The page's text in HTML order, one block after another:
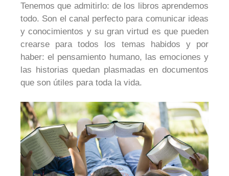
Tenemos que admitirlo: de los libros aprendemos
todo. Son el canal perfecto para comunicar ideas
y conocimientos y su gran virtud es que pueden
crearse para todos los temas habidos y por
haber: el pensamiento humano, las emociones y
las historias quedan plasmadas en documentos
que son útiles para toda la vida.